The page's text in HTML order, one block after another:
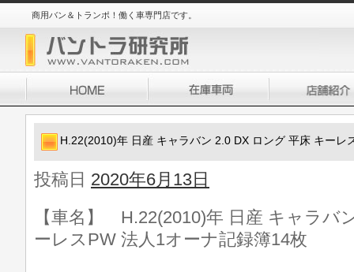
商用バン＆トランポ！働く車専門店です。
H.22(2010)年 日産 キャラバン 2.0 DX ロング 平床 キーレ
投稿日 2020年6月13日
【車名】 H.22(2010)年 日産 キャラバ
ーレスPW 法人1オーナ記録簿14枚